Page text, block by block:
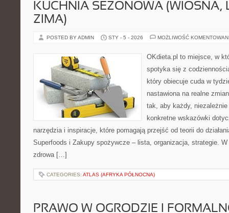
KUCHNIA SEZONOWA (WIOSNA,
ZIMA)
POSTED BY ADMIN STY - 5 - 2026 MOŻLIWOŚĆ
OKdieta.pl to miejsce, w
spotyka się z
który obiecuje cuda w
nastawiona na realne
tak, aby każdy,
konkretne wskazówki
narzędzia i inspiracje, które pomagają przejść od teorii do
Superfoods i Zakupy spożywcze – lista, organizacja, strategie.
zdrowa […]
CATEGORIES: ATLAS (AFRYKA PÓŁNOCNA)
PRAWO W OGRODZIE I